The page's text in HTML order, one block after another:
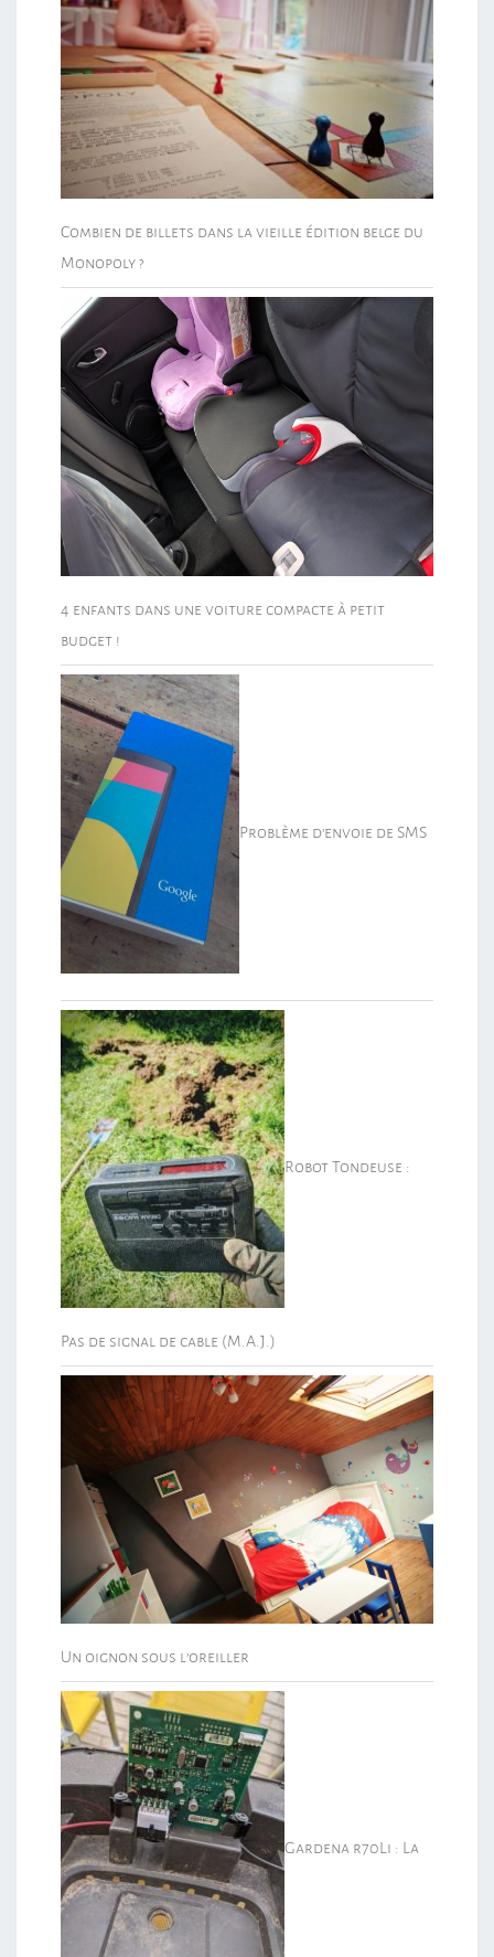
Combien de billets dans la vieille édition belge du
Monopoly ?
4 enfants dans une voiture compacte à petit
budget !
Problème d’envoie de SMS
Robot Tondeuse :
Pas de signal de cable (M.A.J.)
Un oignon sous l’oreiller
Gardena r70Li : La